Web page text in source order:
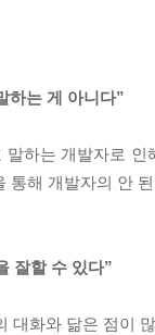
하는 게 아니다”
하는 개발자로
통해 개발자의 안
잘할 수 있다”
대화와 닮은 점이